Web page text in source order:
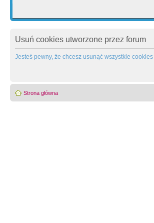
Usuń cookies utworzone przez forum
Jesteś pewny, że chcesz usunąć wszystkie
Strona główna